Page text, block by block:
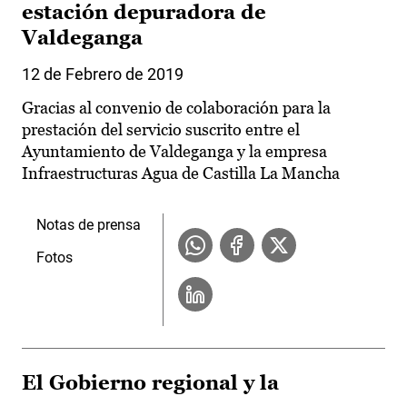
estación depuradora de
Valdeganga
12 de Febrero de 2019
Gracias al convenio de colaboración para la
prestación del servicio suscrito entre el
Ayuntamiento de Valdeganga y la empresa
Infraestructuras Agua de Castilla La Mancha
Notas de prensa
Fotos
El Gobierno regional y la